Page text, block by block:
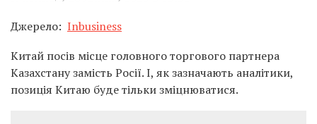
Джерело: Inbusiness
Китай посів місце головного торгового партнера
Казахстану замість Росії. І, як зазначають аналітики,
позиція Китаю буде тільки зміцнюватися.